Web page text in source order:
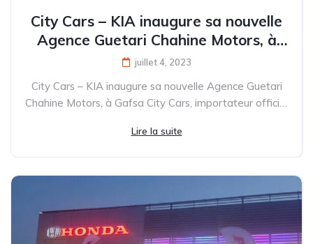
City Cars – KIA inaugure sa nouvelle
Agence Guetari Chahine Motors, à
Gafsa
juillet 4, 2023
City Cars – KIA inaugure sa nouvelle Agence Guetari
Chahine Motors, à Gafsa City Cars, importateur officiel
Lire la suite